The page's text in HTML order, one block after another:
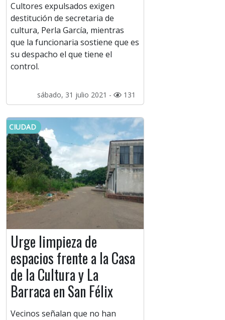
Cultores expulsados exigen
destitución de secretaria de
cultura, Perla García, mientras
que la funcionaria sostiene que es
su despacho el que tiene el
control.
sábado, 31 julio 2021 - 131
CIUDAD
Urge limpieza de
espacios frente a la Casa
de la Cultura y La
Barraca en San Félix
Vecinos señalan que no han